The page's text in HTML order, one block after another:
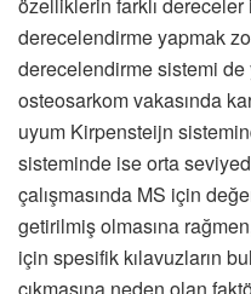
derecelendirme yapmak
derecelendirme sistemi
osteosarkom vakasında
uyum Kirpensteijn
sisteminde ise orta
çalışmasında MS için
getirilmiş olmasına
için spesifik kılavuzların